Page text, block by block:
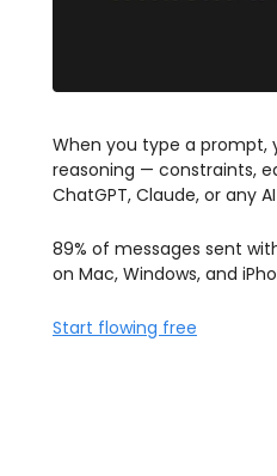
When you type a prompt,
reasoning — constraints,
ChatGPT, Claude, or any
89% of messages sent
on Mac, Windows, and
Start flowing free